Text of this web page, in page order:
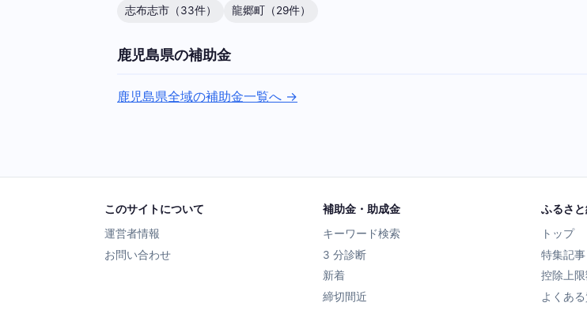
志布志市（33件）
龍郷町（29件）
鹿児島県の補助金
鹿児島県全域の補助金一覧へ →
このサイトについて
運営者情報
お問い合わせ
補助金・助成金
キーワード検索
3 分診断
新着
締切間近
ふるさ
トップ
特集記事
控除上
よくあ